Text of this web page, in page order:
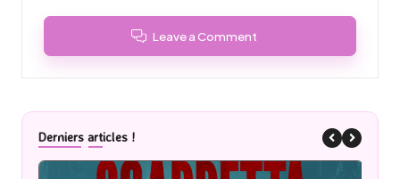
Leave a Comment
Derniers articles !